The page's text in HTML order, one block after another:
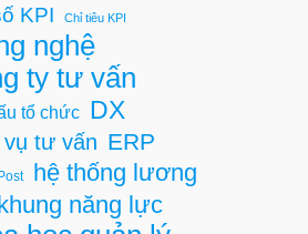
KPI Chỉ tiêu KPI
nghệ
ty tư vấn
tổ chức DX
vụ tư vấn ERP
hệ thống lương
năng lực